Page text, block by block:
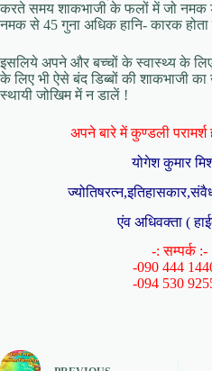
करते समय शाकभाजी के फलों में जो नमक
नमक से 45 गुना अधिक हानि- कारक होता
इसलिये अपने और बच्चों के स्वास्थ्य के
के लिए भी ऐसे बंद डिब्बों की शाकभाजी
स्थायी जोखिम में न डालें !
अपने बारे में कुण्डली
योगेश कुमार
एंव अधिवक्ता (
-: सम्पर्क :-
-090 444
-094 530